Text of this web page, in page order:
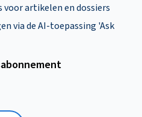
artikelen en dossiers
via de AI-toepassing 'Ask